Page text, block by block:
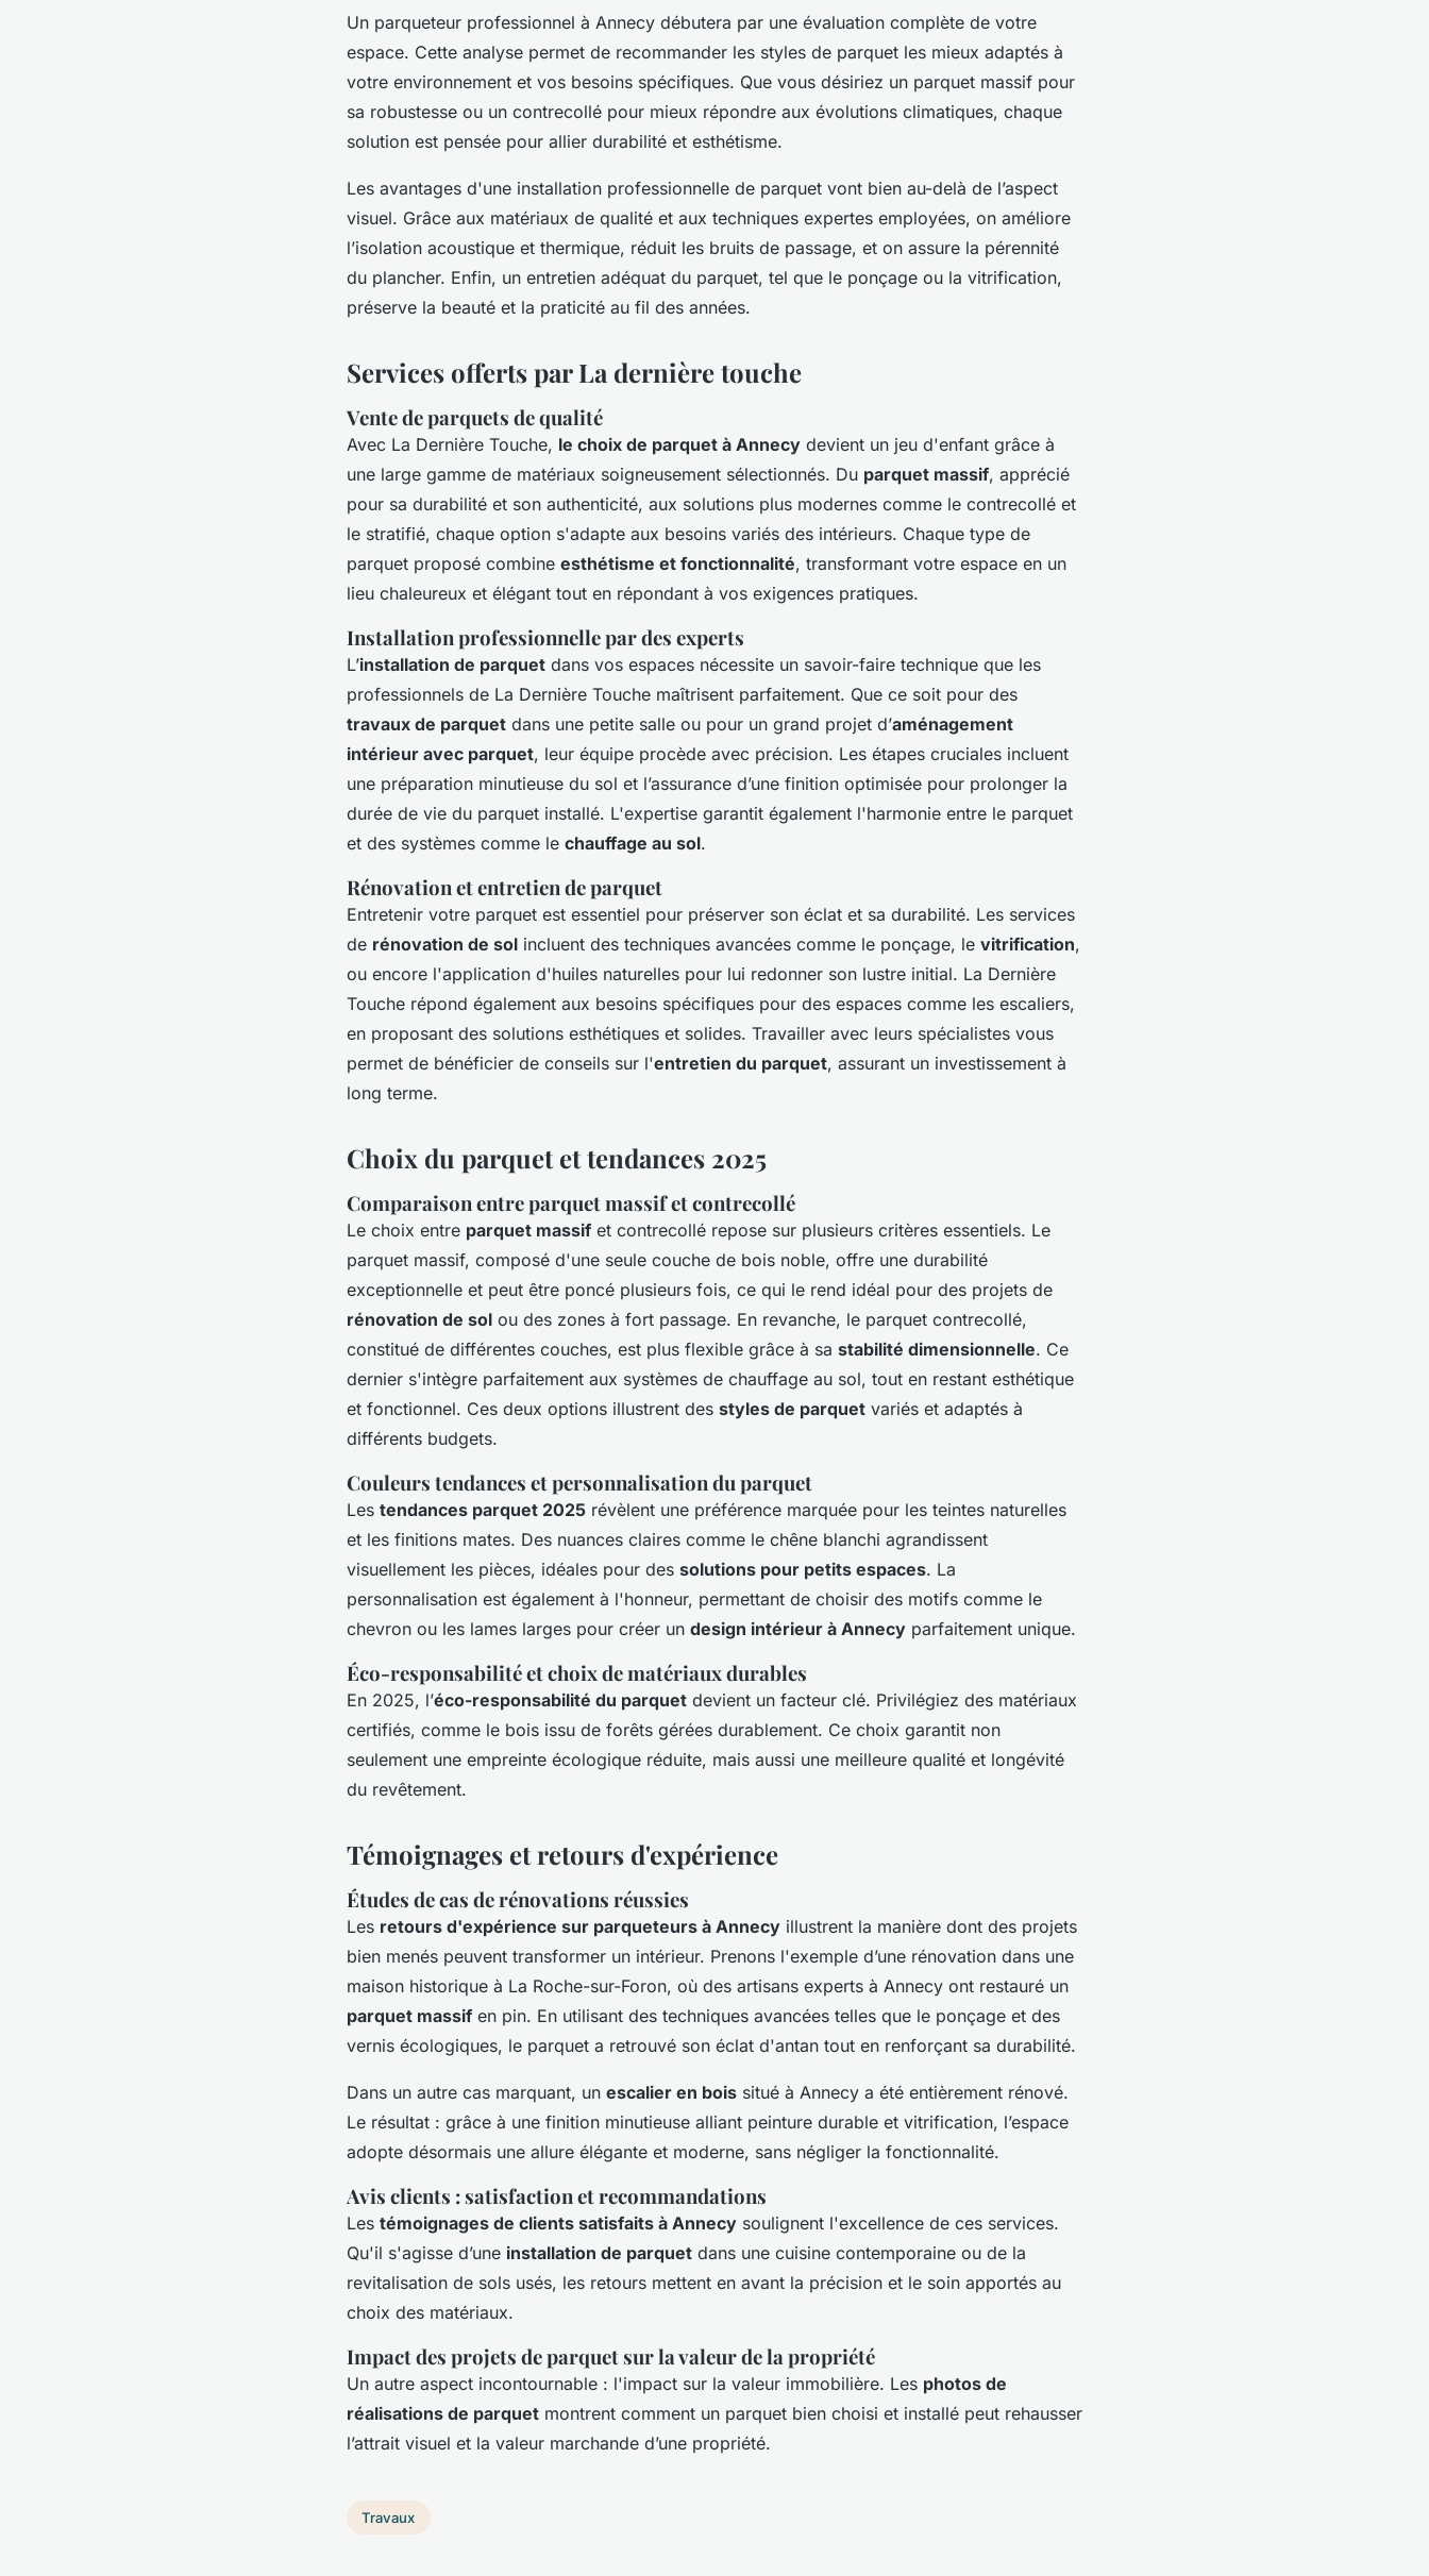
Un parqueteur professionnel à Annecy débutera par une évaluation complète de votre
espace. Cette analyse permet de recommander les styles de parquet les mieux adaptés à
votre environnement et vos besoins spécifiques. Que vous désiriez un parquet massif pour
sa robustesse ou un contrecollé pour mieux répondre aux évolutions climatiques, chaque
solution est pensée pour allier durabilité et esthétisme.
Les avantages d'une installation professionnelle de parquet vont bien au-delà de l’aspect
visuel. Grâce aux matériaux de qualité et aux techniques expertes employées, on améliore
l’isolation acoustique et thermique, réduit les bruits de passage, et on assure la pérennité
du plancher. Enfin, un entretien adéquat du parquet, tel que le ponçage ou la vitrification,
préserve la beauté et la praticité au fil des années.
Services offerts par La dernière touche
Vente de parquets de qualité
Avec La Dernière Touche, le choix de parquet à Annecy devient un jeu d'enfant grâce à
une large gamme de matériaux soigneusement sélectionnés. Du parquet massif, apprécié
pour sa durabilité et son authenticité, aux solutions plus modernes comme le contrecollé et
le stratifié, chaque option s'adapte aux besoins variés des intérieurs. Chaque type de
parquet proposé combine esthétisme et fonctionnalité, transformant votre espace en un
lieu chaleureux et élégant tout en répondant à vos exigences pratiques.
Installation professionnelle par des experts
L’installation de parquet dans vos espaces nécessite un savoir-faire technique que les
professionnels de La Dernière Touche maîtrisent parfaitement. Que ce soit pour des
travaux de parquet dans une petite salle ou pour un grand projet d’aménagement
intérieur avec parquet, leur équipe procède avec précision. Les étapes cruciales incluent
une préparation minutieuse du sol et l’assurance d’une finition optimisée pour prolonger la
durée de vie du parquet installé. L'expertise garantit également l'harmonie entre le parquet
et des systèmes comme le chauffage au sol.
Rénovation et entretien de parquet
Entretenir votre parquet est essentiel pour préserver son éclat et sa durabilité. Les services
de rénovation de sol incluent des techniques avancées comme le ponçage, le vitrification,
ou encore l'application d'huiles naturelles pour lui redonner son lustre initial. La Dernière
Touche répond également aux besoins spécifiques pour des espaces comme les escaliers,
en proposant des solutions esthétiques et solides. Travailler avec leurs spécialistes vous
permet de bénéficier de conseils sur l'entretien du parquet, assurant un investissement à
long terme.
Choix du parquet et tendances 2025
Comparaison entre parquet massif et contrecollé
Le choix entre parquet massif et contrecollé repose sur plusieurs critères essentiels. Le
parquet massif, composé d'une seule couche de bois noble, offre une durabilité
exceptionnelle et peut être poncé plusieurs fois, ce qui le rend idéal pour des projets de
rénovation de sol ou des zones à fort passage. En revanche, le parquet contrecollé,
constitué de différentes couches, est plus flexible grâce à sa stabilité dimensionnelle. Ce
dernier s'intègre parfaitement aux systèmes de chauffage au sol, tout en restant esthétique
et fonctionnel. Ces deux options illustrent des styles de parquet variés et adaptés à
différents budgets.
Couleurs tendances et personnalisation du parquet
Les tendances parquet 2025 révèlent une préférence marquée pour les teintes naturelles
et les finitions mates. Des nuances claires comme le chêne blanchi agrandissent
visuellement les pièces, idéales pour des solutions pour petits espaces. La
personnalisation est également à l'honneur, permettant de choisir des motifs comme le
chevron ou les lames larges pour créer un design intérieur à Annecy parfaitement unique.
Éco-responsabilité et choix de matériaux durables
En 2025, l’éco-responsabilité du parquet devient un facteur clé. Privilégiez des matériaux
certifiés, comme le bois issu de forêts gérées durablement. Ce choix garantit non
seulement une empreinte écologique réduite, mais aussi une meilleure qualité et longévité
du revêtement.
Témoignages et retours d'expérience
Études de cas de rénovations réussies
Les retours d'expérience sur parqueteurs à Annecy illustrent la manière dont des projets
bien menés peuvent transformer un intérieur. Prenons l'exemple d’une rénovation dans une
maison historique à La Roche-sur-Foron, où des artisans experts à Annecy ont restauré un
parquet massif en pin. En utilisant des techniques avancées telles que le ponçage et des
vernis écologiques, le parquet a retrouvé son éclat d'antan tout en renforçant sa durabilité.
Dans un autre cas marquant, un escalier en bois situé à Annecy a été entièrement rénové.
Le résultat : grâce à une finition minutieuse alliant peinture durable et vitrification, l’espace
adopte désormais une allure élégante et moderne, sans négliger la fonctionnalité.
Avis clients : satisfaction et recommandations
Les témoignages de clients satisfaits à Annecy soulignent l'excellence de ces services.
Qu'il s'agisse d’une installation de parquet dans une cuisine contemporaine ou de la
revitalisation de sols usés, les retours mettent en avant la précision et le soin apportés au
choix des matériaux.
Impact des projets de parquet sur la valeur de la propriété
Un autre aspect incontournable : l'impact sur la valeur immobilière. Les photos de
réalisations de parquet montrent comment un parquet bien choisi et installé peut rehausser
l’attrait visuel et la valeur marchande d’une propriété.
Travaux